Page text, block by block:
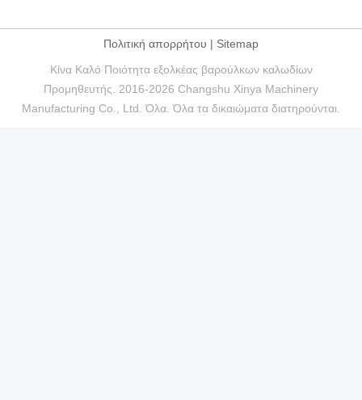
Πολιτική απορρήτου | Sitemap
Κίνα Καλό Ποιότητα εξολκέας βαρούλκων καλωδίων
Προμηθευτής. 2016-2026 Changshu Xinya Machinery
Manufacturing Co., Ltd. Όλα. Όλα τα δικαιώματα διατηρούνται.